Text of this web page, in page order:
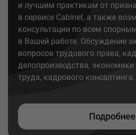
и лучшим практикам от
в сервисе Cabinet, а также
консультации по всем
в Вашей работе. Обсуждение
вопросов трудового права,
делопроизводства, экономики
труда, кадрового консалтинга.
Подробнее